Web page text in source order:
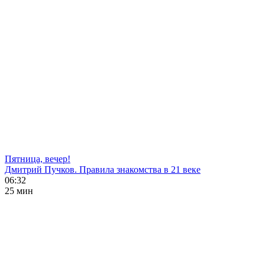
Пятница, вечер!
Дмитрий Пучков. Правила знакомства в 21 веке
06:32
25 мин